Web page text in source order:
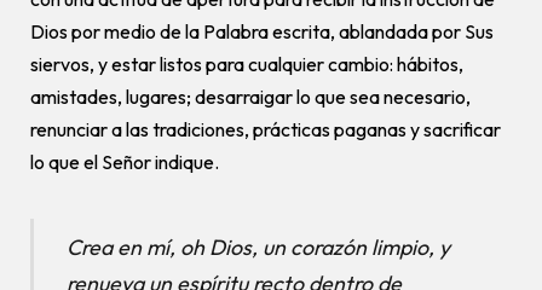
Dios por medio de la Palabra escrita, ablandada por Sus
siervos, y estar listos para cualquier cambio: hábitos,
amistades, lugares; desarraigar lo que sea necesario,
renunciar a las tradiciones, prácticas paganas y sacrificar
lo que el Señor indique.
Crea en mí, oh Dios, un corazón limpio, y
renueva un espíritu recto dentro de